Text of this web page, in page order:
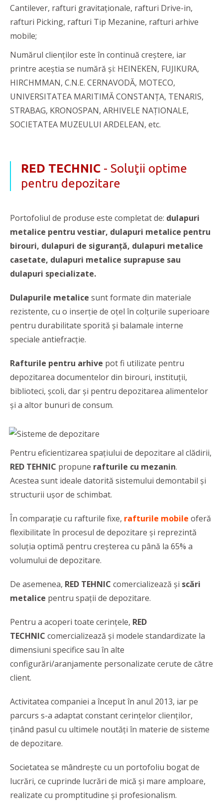
Cantilever, rafturi gravitaționale, rafturi Drive-in,
rafturi Picking, rafturi Tip Mezanine, rafturi arhive
mobile;
Numărul clienților este în continuă creștere, iar
printre aceștia se numără și: HEINEKEN, FUJIKURA,
HIRCHMMAN, C.N.E. CERNAVODĂ, MOTECO,
UNIVERSITATEA MARITIMĂ CONSTANȚA, TENARIS,
STRABAG, KRONOSPAN, ARHIVELE NAȚIONALE,
SOCIETATEA MUZEULUI ARDELEAN, etc.
RED TECHNIC - Soluţii optime
pentru depozitare
Portofoliul de produse este completat de: dulapuri
metalice pentru vestiar, dulapuri metalice pentru
birouri, dulapuri de siguranță, dulapuri metalice
casetate, dulapuri metalice suprapuse sau
dulapuri specializate.
Dulapurile metalice sunt formate din materiale
rezistente, cu o inserție de oțel în colțurile superioare
pentru durabilitate sporită și balamale interne
speciale antiefracție.
Rafturile pentru arhive pot fi utilizate pentru
depozitarea documentelor din birouri, instituții,
biblioteci, şcoli, dar și pentru depozitarea alimentelor
și a altor bunuri de consum.
Pentru eficientizarea spaţiului de depozitare al clădirii,
RED TEHNIC propune rafturile cu mezanin.
Acestea sunt ideale datorită sistemului demontabil și
structurii ușor de schimbat.
În comparație cu rafturile fixe, rafturile mobile oferă
flexibilitate în procesul de depozitare şi reprezintă
soluția optimă pentru creşterea cu până la 65% a
volumului de depozitare.
De asemenea, RED TEHNIC comercializează şi scări
metalice pentru spaţii de depozitare.
Pentru a acoperi toate cerințele, RED
TECHNIC comercializează și modele standardizate la
dimensiuni specifice sau în alte
configurări/aranjamente personalizate cerute de către
client.
Activitatea companiei a început în anul 2013, iar pe
parcurs s-a adaptat constant cerințelor clienților,
ținând pasul cu ultimele noutăți în materie de sisteme
de depozitare.
Societatea se mândrește cu un portofoliu bogat de
lucrări, ce cuprinde lucrări de mică şi mare amploare,
realizate cu promptitudine şi profesionalism.